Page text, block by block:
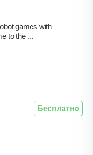
games with
to the ...
Бесплатно